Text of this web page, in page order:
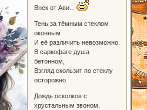
Внек от Ави...
Тень за тёмным стеклом
оконным
И её различить невозможно.
В саркофаге душа
бетонном,
Взгляд скользит по стеклу
осторожно.
Дождь осколков с
хрустальным звоном,